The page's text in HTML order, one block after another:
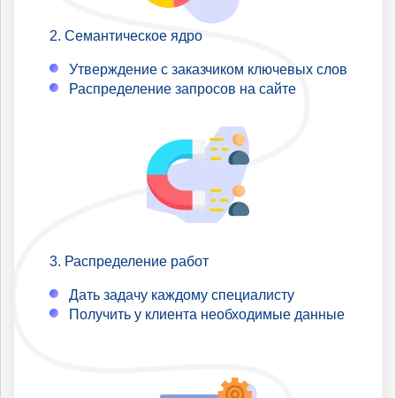
Семантическое ядро
Утверждение с заказчиком ключевых слов
Распределение запросов на сайте
Распределение работ
Дать задачу каждому специалисту
Получить у клиента необходимые данные